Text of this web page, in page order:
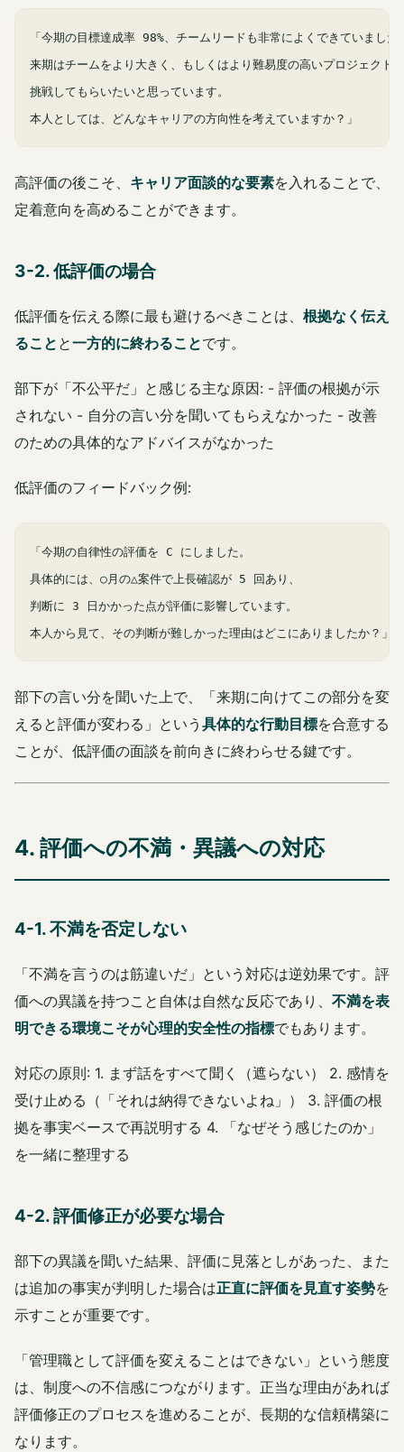
「今期の目標達成率 98%、チームリードも非常によくできていました
来期はチームをより大きく、もしくはより難易度の高いプロジェクトに
挑戦してもらいたいと思っています。
高評価の後こそ、 キャリア面談的な要素を入れることで、
定着意向を高めることができます。
3-2. 低評価の場合
低評価を伝える際に最も避けるべきことは、 根拠なく伝え
ること と一方的に終わることです。
部下が「不公平だ」と感じる主な原因: - 評価の根拠が示
されない - 自分の言い分を聞いてもらえなかった - 改善
のための具体的なアドバイスがなかった
低評価のフィードバック例:
「今期の自律性の評価を C にしました。
具体的には、○月の△案件で上長確認が 5 回あり、
判断に 3 日かかった点が評価に影響しています。
部下の言い分を聞いた上で、「来期に向けてこの部分を変
えると評価が変わる」という 具体的な行動目標を合意する
ことが、低評価の面談を前向きに終わらせる鍵です。
4. 評価への不満・異議への対応
4-1. 不満を否定しない
「不満を言うのは筋違いだ」という対応は逆効果です。評
価への異議を持つこと自体は自然な反応であり、 不満を表
明できる環境こそが心理的安全性の指標でもあります。
対応の原則: 1. まず話をすべて聞く（遮らない） 2. 感情を
受け止める（「それは納得できないよね」） 3. 評価の根
拠を事実ベースで再説明する 4. 「なぜそう感じたのか」
を一緒に整理する
4-2. 評価修正が必要な場合
部下の異議を聞いた結果、評価に見落としがあった、また
は追加の事実が判明した場合は正直に評価を見直す姿勢を
示すことが重要です。
「管理職として評価を変えることはできない」という態度
は、制度への不信感につながります。正当な理由があれば
評価修正のプロセスを進めることが、長期的な信頼構築に
なります。